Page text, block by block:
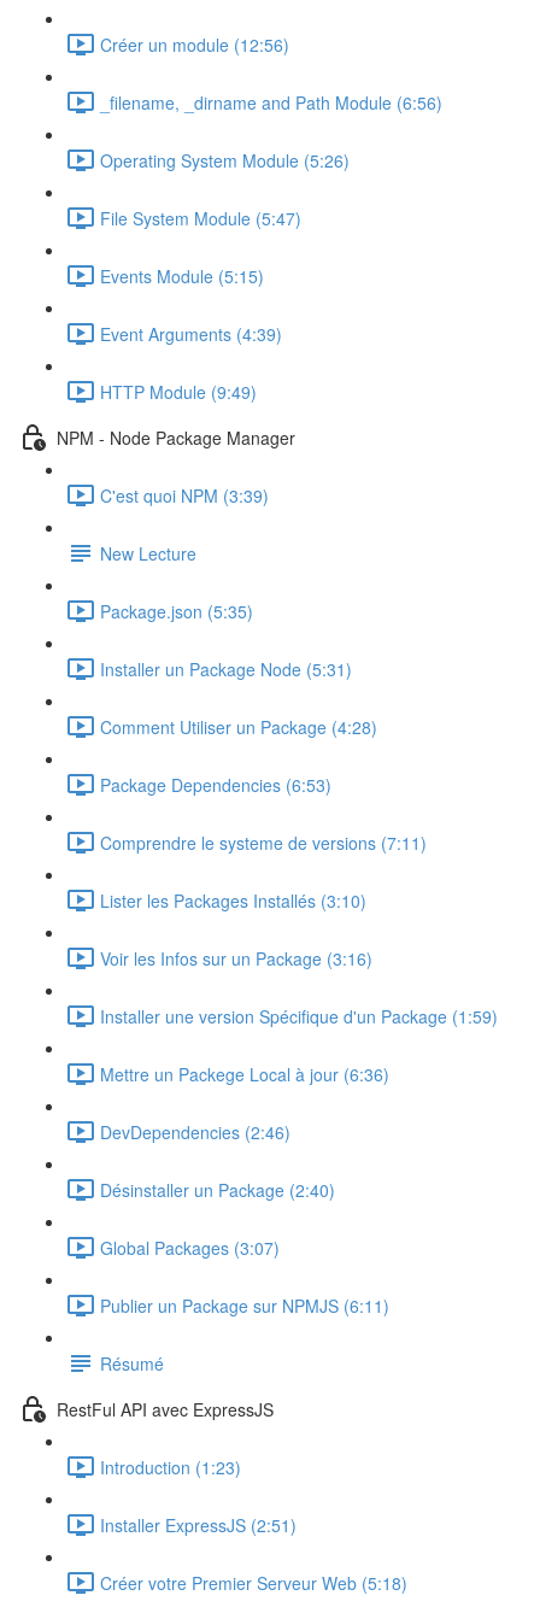
Créer un module (12:56)
_filename, _dirname and Path Module (6:56)
Operating System Module (5:26)
File System Module (5:47)
Events Module (5:15)
Event Arguments (4:39)
HTTP Module (9:49)
NPM - Node Package Manager
C'est quoi NPM (3:39)
New Lecture
Package.json (5:35)
Installer un Package Node (5:31)
Comment Utiliser un Package (4:28)
Package Dependencies (6:53)
Comprendre le systeme de versions (7:11)
Lister les Packages Installés (3:10)
Voir les Infos sur un Package (3:16)
Installer une version Spécifique d'un Package (1:59)
Mettre un Packege Local à jour (6:36)
DevDependencies (2:46)
Désinstaller un Package (2:40)
Global Packages (3:07)
Publier un Package sur NPMJS (6:11)
Résumé
RestFul API avec ExpressJS
Introduction (1:23)
Installer ExpressJS (2:51)
Créer votre Premier Serveur Web (5:18)